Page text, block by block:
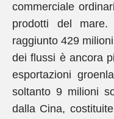
commerciale
prodotti del mare.
raggiunto 429
dei flussi è ancora
esportazioni
soltanto 9 milioni
dalla Cina,